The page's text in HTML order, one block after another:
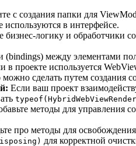
с создания папки для
в интерфейсе.
бизнес-логику и обработчики
(bindings) между элементами
в проекте используется
сделать путем создания
Если ваш проект
методы для управления
про методы для
для корректной